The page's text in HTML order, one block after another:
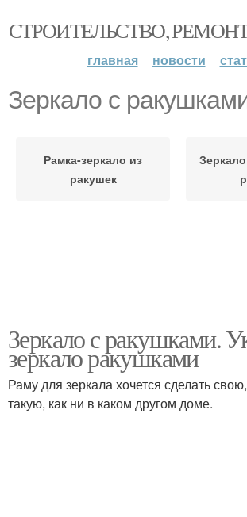
СТРОИТЕЛЬСТВО,
главная новости
Зеркало с
Рамка-зеркало из
ракушек
Зеркало с ракушками.
зеркало ракушками
Раму для зеркала хочется сделать
такую, как ни в каком другом доме.